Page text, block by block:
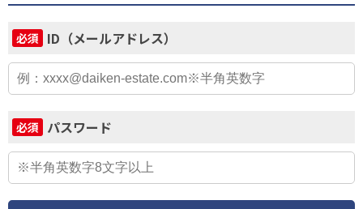
必須 ID（メールアドレス）
必須 パスワード